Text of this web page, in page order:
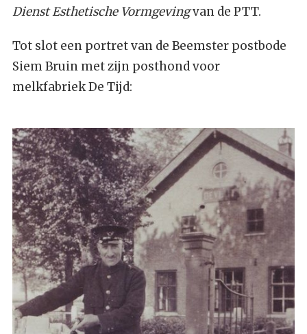
Dienst Esthetische Vormgevingvan de PTT.
Tot slot een portret van de Beemster postbode
Siem Bruin met zijn posthond voor
melkfabriek De Tijd: